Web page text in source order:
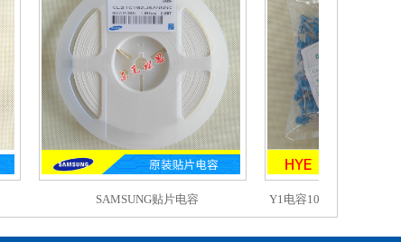
SAMSUNG贴片电容 Y1电容102M 400VACY5V
陶瓷电容器